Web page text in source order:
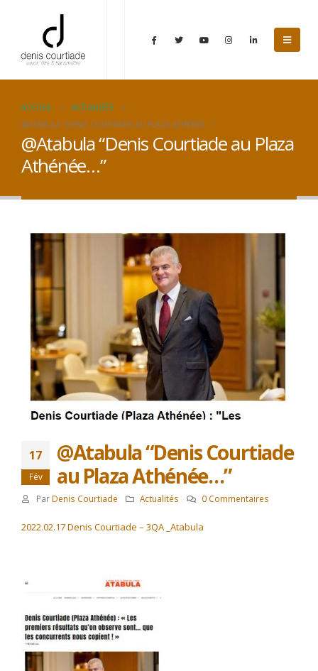
ACCUEIL
ACTUALITÉS
@ATABULA “DENIS COURTIADE AU PLAZA ATHÉNÉE…”
@Atabula “Denis Courtiade au Plaza
Athénée…”
17
Fév
@Atabula “Denis Courtiade
au Plaza Athénée…”
Par Denis Courtiade Actualités 0 Commentaires
2022.02.17 Denis Courtiade – 3QA _Atabula